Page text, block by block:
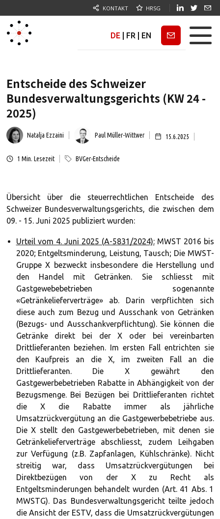
KONTAKT HRSG
DE FR EN Newsletter
Entscheide des Schweizer
Bundesverwaltungsgerichts (KW 24 -
2025)
Natalja Ezzaini Paul Müller-Wittwer 15.6.2025
1 Min. Lesezeit BVGer-Entscheide
Übersicht über die steuerrechtlichen Entscheide des
Schweizer Bundesverwaltungsgerichts, die zwischen dem
09. - 15. Juni 2025 publiziert wurden:
Urteil vom 4. Juni 2025 (A-5831/2024):MWST 2016 bis
2020; Entgeltsminderung, Leistung, Tausch; Die MWST-
Gruppe X bezweckt insbesondere die Herstellung und
den Handel mit Getränken. Sie schliesst mit
Gastgewebebetrieben sogenannte
«Getränkelieferverträge» ab. Darin verpflichten sich
diese auch zum Bezug und Ausschank von Getränken
(Bezugs- und Ausschankverpflichtung). Sie können die
Getränke direkt bei der X oder bei vereinbarten
Drittlieferanten beziehen. Im ersten Fall entrichten sie
den Kaufpreis an die X, im zweiten Fall an die
Drittlieferanten. Die X gewährt den
Gastgewerbebetrieben Rabatte in Abhängigkeit von der
Bezugsmenge. Bei Bezügen bei Drittlieferanten richtet
die X die Rabatte immer als jährliche
Umsatzrückvergütung an die Gastgewerbebetriebe aus.
Die X stellt den Gastgewerbebetrieben, mit denen sie
Getränkelieferverträge abschliesst, zudem Leihgaben
zur Verfügung (z.B. Zapfanlagen, Kühlschränke). Nicht
streitig war, dass Umsatzrückvergütungen bei
Direktbezügen von der X zu Recht als
Entgeltsminderungen behandelt wurden (Art. 41 Abs. 1
MWSTG). Das Bundesverwaltungsgericht teilte jedoch
die Ansicht der ESTV, dass die Umsatzrückvergütungen